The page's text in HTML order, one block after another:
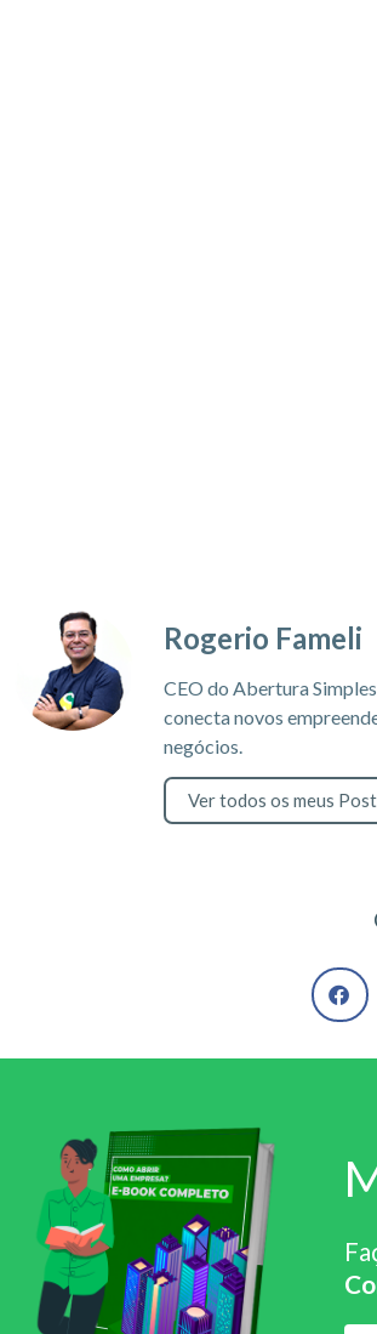
Rogerio Fameli
CEO do Abertura
conecta novos
negócios.
Ver todos os meus